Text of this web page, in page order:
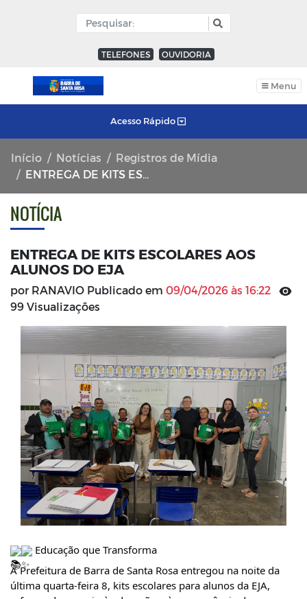
TELEFONES OUVIDORIA
Menu
Acesso Rápido
Início Notícias
Registros de Mídia
ENTREGA DE KITS ESCOLARES AOS ALUNOS DO EJA
NOTÍCIA
ENTREGA DE KITS ESCOLARES AOS
ALUNOS DO EJA
por RANAVIO Publicado em 09/04/2026 às 16:22
99 Visualizações
Educação que Transforma
A Prefeitura de Barra de Santa Rosa entregou na noite da
última quarta-feira 8, kits escolares para alunos da EJA,